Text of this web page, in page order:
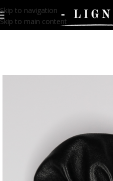
Skip to navigation
Skip to main content